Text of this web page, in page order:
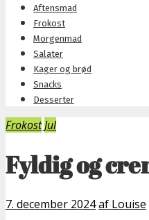
Aftensmad
Frokost
Morgenmad
Salater
Kager og brød
Snacks
Desserter
FrokostJul
Fyldig og
7. december 2024af Louise